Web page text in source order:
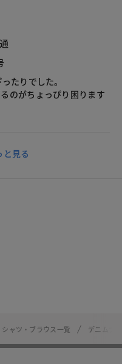
たりでした。
のがちょっぴり困ります
と見る
シャツ・ブラウス一覧 デニムラ